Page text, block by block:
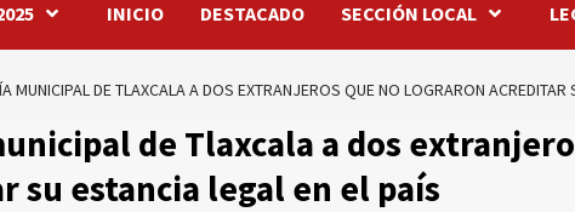
INICIO DESTACADO SECCIÓN LOCAL
MUNICIPAL DE TLAXCALA A DOS EXTRANJEROS QUE NO LOGRARON ACREDITAR
de Tlaxcala a dos
su estancia legal en el país